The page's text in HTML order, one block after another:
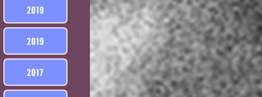
2019
2019
2017